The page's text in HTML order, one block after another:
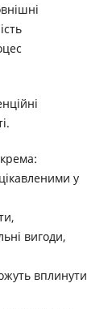
у
вигоди,
вплинути